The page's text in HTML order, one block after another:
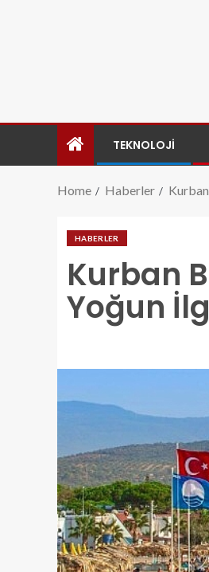
TEKNOLOJI
Home Haberler
HABERLER
Kurban
Yoğun